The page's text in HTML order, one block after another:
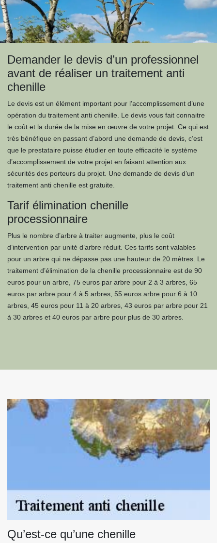
Demander le devis d’un professionnel
avant de réaliser un traitement anti
chenille
Le devis est un élément important pour l’accomplissement d’une
opération du traitement anti chenille. Le devis vous fait connaitre
le coût et la durée de la mise en œuvre de votre projet. Ce qui est
très bénéfique en passant d’abord une demande de devis, c’est
que le prestataire puisse étudier en toute efficacité le système
d’accomplissement de votre projet en faisant attention aux
sécurités des porteurs du projet. Une demande de devis d’un
traitement anti chenille est gratuite.
Tarif élimination chenille
processionnaire
Plus le nombre d’arbre à traiter augmente, plus le coût
d’intervention par unité d’arbre réduit. Ces tarifs sont valables
pour un arbre qui ne dépasse pas une hauteur de 20 mètres. Le
traitement d’élimination de la chenille processionnaire est de 90
euros pour un arbre, 75 euros par arbre pour 2 à 3 arbres, 65
euros par arbre pour 4 à 5 arbres, 55 euros arbre pour 6 à 10
arbres, 45 euros pour 11 à 20 arbres, 43 euros par arbre pour 21
à 30 arbres et 40 euros par arbre pour plus de 30 arbres.
Qu’est-ce qu’une chenille